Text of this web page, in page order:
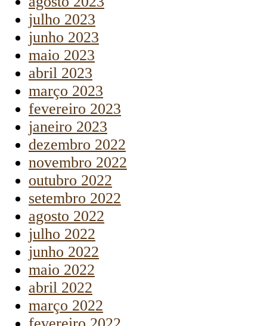
julho 2023
junho 2023
maio 2023
abril 2023
março 2023
fevereiro 2023
janeiro 2023
dezembro 2022
novembro 2022
outubro 2022
setembro 2022
agosto 2022
julho 2022
junho 2022
maio 2022
abril 2022
março 2022